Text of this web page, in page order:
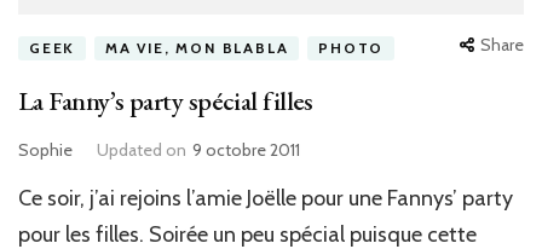
GEEK MA VIE, MON BLABLA PHOTO Share
La Fanny’s party spécial filles
Sophie Updated on 9 octobre 2011
Ce soir, j’ai rejoins l’amie Joëlle pour une Fannys’ party
pour les filles. Soirée un peu spécial puisque cette